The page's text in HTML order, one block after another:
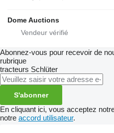
Dome Auctions
Abonnez-vous pour recevoir de
rubrique
tracteurs Schlüter
S'abonner
En cliquant ici, vous acceptez
notre accord utilisateur.